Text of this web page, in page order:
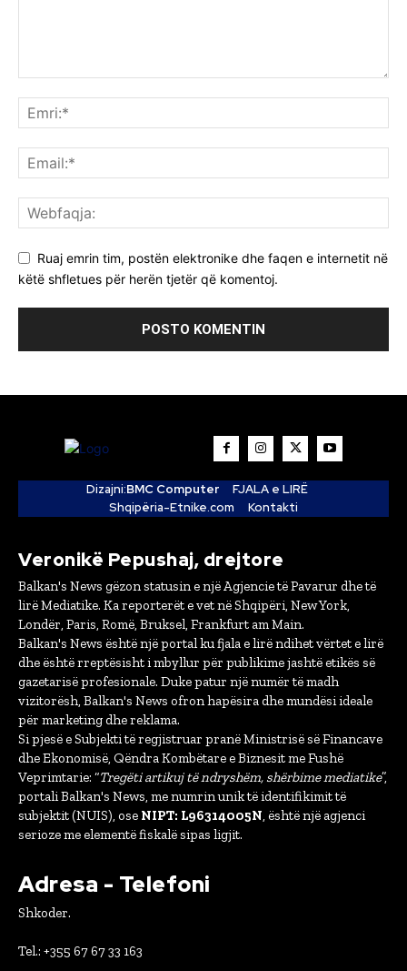
Ruaj emrin tim, postën elektronike dhe faqen e internetit në
këtë shfletues për herën tjetër që komentoj.
Dizajni:BMC Computer
FJALA e LIRË
Shqipëria-Etnike.com
Kontakti
Veronikë Pepushaj, drejtore
Balkan's News gëzon statusin e një Agjencie të Pavarur dhe të
lirë Mediatike. Ka reporterët e vet në Shqipëri, New York,
Londër, Paris, Romë, Bruksel, Frankfurt am Main.
Balkan's News është një portal ku fjala e lirë ndihet vërtet e lirë
dhe është rreptësisht i mbyllur për publikime jashtë etikës së
gazetarisë profesionale. Duke patur një numër të madh
vizitorësh, Balkan's News ofron hapësira dhe mundësi ideale
për marketing dhe reklama.
Si pjesë e Subjekti të regjistruar pranë Ministrisë së Financave
dhe Ekonomisë, Qëndra Kombëtare e Biznesit me Fushë
Veprimtarie: “Tregëti artikuj të ndryshëm, shërbime mediatike”,
portali Balkan's News, me numrin unik të identifikimit të
subjektit (NUIS), ose NIPT: L96314005N, është një agjenci
serioze me elementë fiskalë sipas ligjit.
Adresa - Telefoni
Shkoder.
Tel.: +355 67 67 33 163